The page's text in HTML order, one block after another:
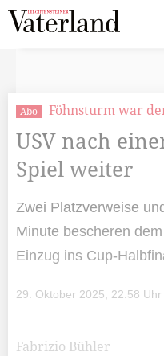
Abo Föhnsturm war
USV nach
Spiel weiter
Zwei Platzverweise
Minute bescheren
Einzug ins Cup-
29. Oktober 2025, 22:58 Uhr
Fabrizio Bühler